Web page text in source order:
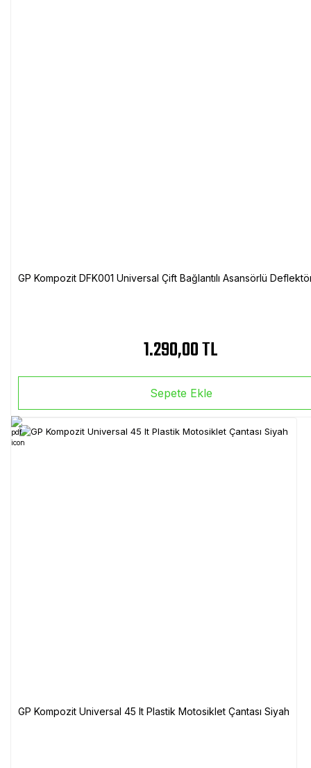
GP Kompozit DFK001 Universal Çift Bağlantılı Asansörlü
1.290,00 TL
Sepete Ekle
GP Kompozit Universal 45 lt Plastik Motosiklet Çantası Siyah